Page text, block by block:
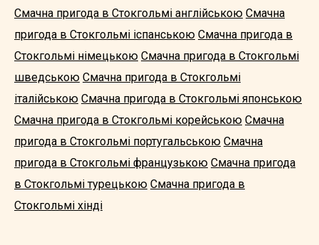
Смачна пригода в Стокгольмі англійською Смачна
пригода в Стокгольмі іспанською Смачна пригода в
Стокгольмі німецькою Смачна пригода в Стокгольмі
шведською Смачна пригода в Стокгольмі
італійською Смачна пригода в Стокгольмі японською
Смачна пригода в Стокгольмі корейською Смачна
пригода в Стокгольмі португальською Смачна
пригода в Стокгольмі французькою Смачна пригода
в Стокгольмі турецькою Смачна пригода в
Стокгольмі хінді